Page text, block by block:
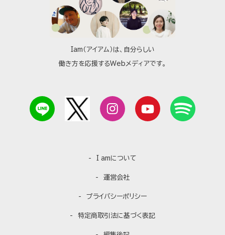
Iam（アイアム）は、自分らしい
働き方を応援するWebメディアです。
I amについて
運営会社
プライバシーポリシー
特定商取引法に基づく表記